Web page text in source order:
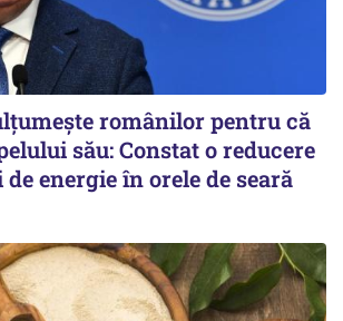
românilor pentru că
său: Constat o reducere
energie în orele de seară